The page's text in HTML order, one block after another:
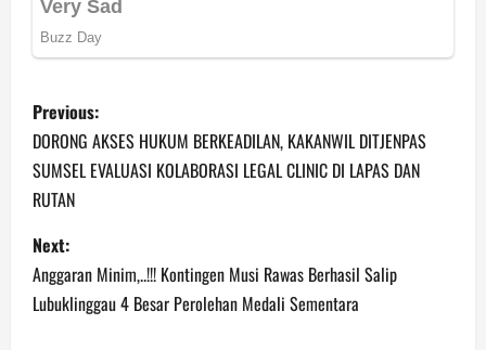
P
o
s
t
n
Previous:
DORONG AKSES HUKUM BERKEADILAN, KAKANWIL DITJENPAS
SUMSEL EVALUASI KOLABORASI LEGAL CLINIC DI LAPAS DAN
RUTAN
Next:
Anggaran Minim,..!!! Kontingen Musi Rawas Berhasil Salip
Lubuklinggau 4 Besar Perolehan Medali Sementara